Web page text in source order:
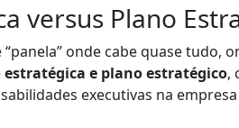
versus Plano
onde cabe quase tudo,
estratégica e plano estratégico,
executivas na